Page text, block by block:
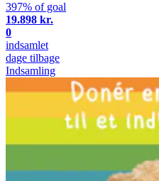
397% of goal
19.898 kr.
0
indsamlet
dage tilbage
Indsamling